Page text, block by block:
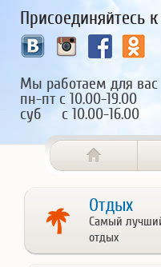
Присоединяйтесь
Мы работаем для вас
пн-пт с 10.00-19.00
суб с 10.00-16.00
Отдых
Самый
отдых